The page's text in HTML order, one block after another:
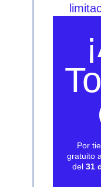
Por
gratuito
del 31